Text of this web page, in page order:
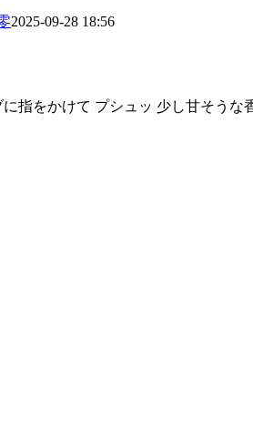
2025-09-28 18:56
指をかけて プシュッ 少し甘そう